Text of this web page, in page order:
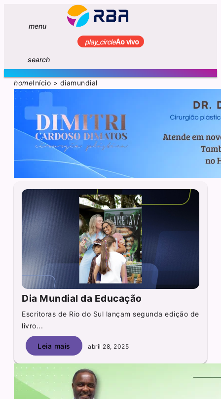
menu
play_circleAo vivo
search
homeInício > diamundial
Dia Mundial da Educação
Escritoras de Rio do Sul lançam segunda edição de
livro...
Leia mais abril 28, 2025